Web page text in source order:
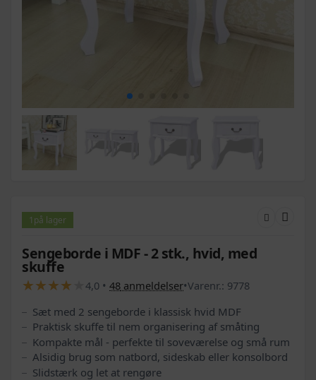
1 på lager
Sengeborde i MDF - 2 stk., hvid, med
skuffe
★
★★
★★
★★
★ 4,0 • 48 anmeldelser•Varenr.: 9778
Sæt med 2 sengeborde i klassisk hvid MDF
Praktisk skuffe til nem organisering af småting
Kompakte mål - perfekte til soveværelse og små rum
Alsidig brug som natbord, sideskab eller konsolbord
Slidstærk og let at rengøre